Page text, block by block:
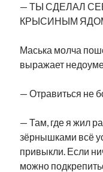
— ТЫ СДЕЛАЛ
КРЫСИНЫМ
Маська молча
выражает
— Отравиться не
— Там, где я жил
зёрнышками всё
привыкли. Если
можно